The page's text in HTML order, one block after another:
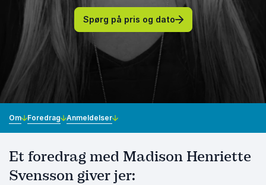
Spørg på pris og dato
Om Foredrag Anmeldelser
Et foredrag med Madison Henriette
Svensson giver jer: